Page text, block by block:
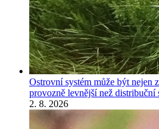
Ostrovní systém může být nejen
provozně levnější než distribuční
2. 8. 2026